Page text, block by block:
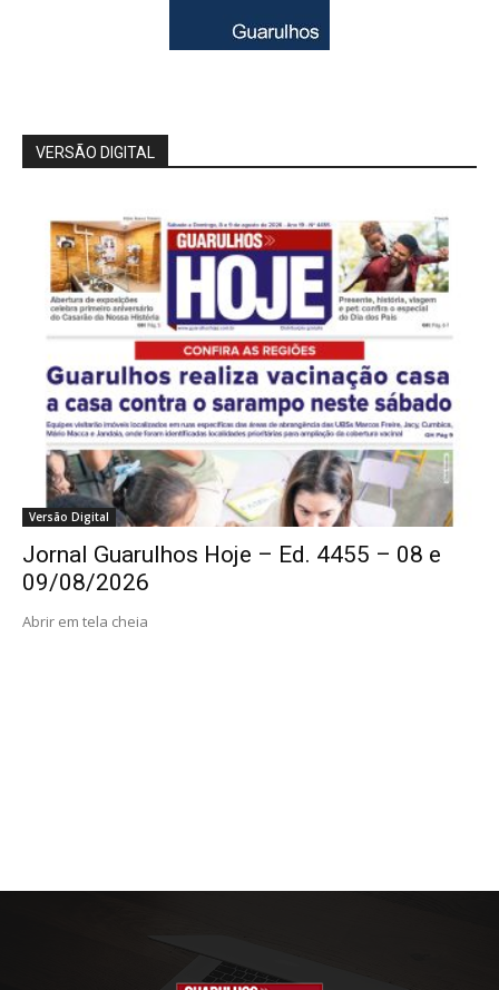
VERSÃO DIGITAL
Versão Digital
Jornal Guarulhos Hoje – Ed. 4455 – 08 e
09/08/2026
Abrir em tela cheia